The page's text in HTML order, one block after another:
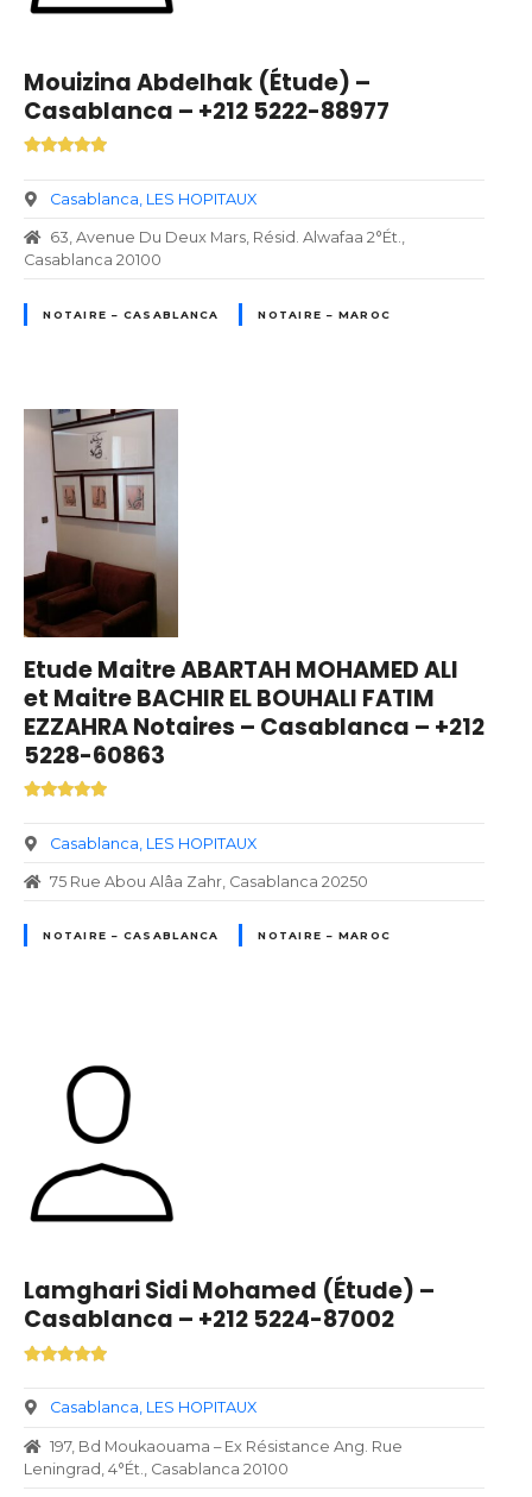
Mouizina Abdelhak (Étude) –
Casablanca – +212 5222-88977
Casablanca LES HOPITAUX
63, Avenue Du Deux Mars, Résid. Alwafaa 2°Ét.,
Casablanca 20100
NOTAIRE – CASABLANCA NOTAIRE – MAROC
Etude Maitre ABARTAH MOHAMED ALI
et Maitre BACHIR EL BOUHALI FATIM
EZZAHRA Notaires – Casablanca – +212
5228-60863
Casablanca LES HOPITAUX
75 Rue Abou Alâa Zahr, Casablanca 20250
NOTAIRE – CASABLANCA NOTAIRE – MAROC
Lamghari Sidi Mohamed (Étude) –
Casablanca – +212 5224-87002
Casablanca LES HOPITAUX
197, Bd Moukaouama – Ex Résistance Ang. Rue
Leningrad, 4°Ét., Casablanca 20100